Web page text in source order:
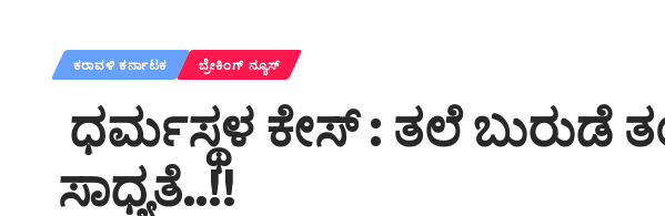
ಕರಾವಳಿ ಕರ್ನಾಟಕ ಬ್ರೇಕಿಂಗ್ ನ್ಯೂಸ್
ಧರ್ಮಸ್ಥಳ ಕೇಸ್ : ತಲೆ ಬುರುಡೆ
ಸಾಧ್ಯತೆ..!!